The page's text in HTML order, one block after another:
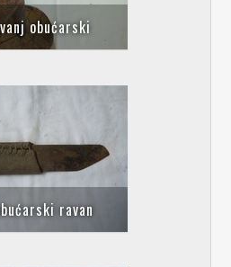
obućarski
ravan